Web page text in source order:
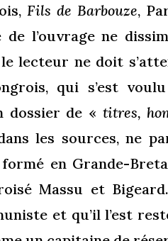
Fils de Barbouze,
l’ouvrage ne
lecteur ne doit
qui s’est
dossier de « titres,
les sources, ne
en Grande-
Massu et
et qu’il l’est